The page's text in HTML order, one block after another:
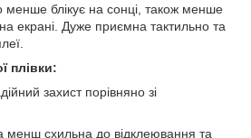
менше блікує на сонці, також менше
на екрані. Дуже приємна тактильно та
плівки:
захист порівняно зі
менш схильна до відклеювання та